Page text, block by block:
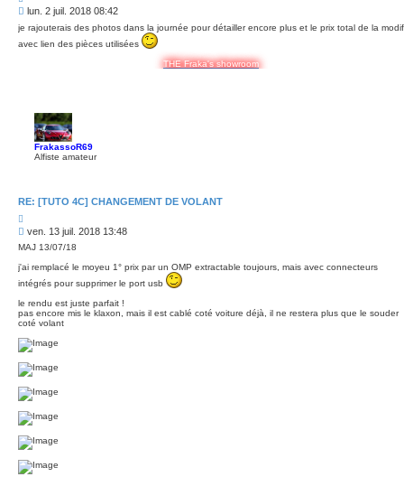
i
t
e
M
s
lun. 2 juil. 2018 08:42
je rajouterais des photos dans la journée pour détailler encore plus et le prix total de la modif
avec lien des pièces utilisées
THE Fraka's showroom
FrakassoR69
Alfiste amateur
RE: [TUTO 4C] CHANGEMENT DE VOLANT
i
t
e
M
e
s
a
e
ven. 13 juil. 2018 13:48
MAJ 13/07/18
j'ai remplacé le moyeu 1° prix par un OMP extractable toujours, mais avec connecteurs
intégrés pour supprimer le port usb
le rendu est juste parfait !
pas encore mis le klaxon, mais il est cablé coté voiture déjà, il ne restera plus que le souder
coté volant